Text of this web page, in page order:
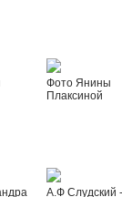
Фото Янины
Плаксиной
А.Ф Слудский